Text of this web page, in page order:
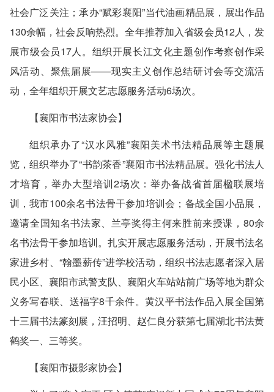
社会广泛关注；承办“赋彩襄阳”当代油画精品展，展出作品
130余幅，社会反响热烈。全年推荐加入省级会员12人，发
展市级会员17人。组织开展长江文化主题创作考察创作采
风活动、聚焦届展——现实主义创作总结研讨会等交流活
动，全年组织开展文艺志愿服务活动6场次。
【襄阳市书法家协会】
组织承办了“汉水风雅”襄阳美术书法精品展等主题展
览，组织举办了“书韵茶香”襄阳市书法精品展。强化书法人
才培育，举办大型培训2场次：举办备战省首届楹联展培
训，我市100余名书法骨干参加培训会；备战全国小品展，
邀请全国知名书法家、兰亭奖得主何来胜前来授课，80余
名书法骨干参加培训。扎实开展志愿服务活动，开展书法名
家进乡村、“翰墨薪传”进学校活动，组织书法志愿者深入居
民小区、襄阳市武警支队、襄阳火车站站前广场等地为群众
义务写春联、送福字8千余件。黄汉平书法作品入展全国第
十三届书法篆刻展，汪招明、赵仁良分获第七届湖北书法黄
鹤奖一、三等奖。
【襄阳市摄影家协会】